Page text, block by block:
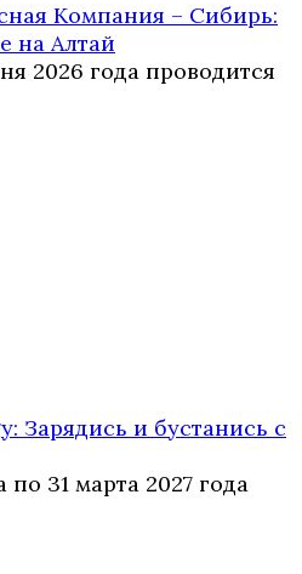
Компания – Сибирь:
на Алтай
2026 года проводится
Зарядись и бустанись с
по 31 марта 2027 года